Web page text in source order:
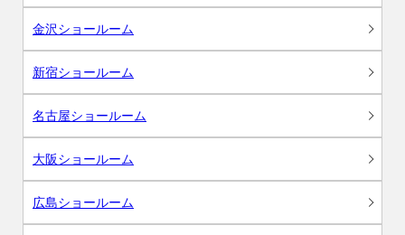
金沢ショールーム
新宿ショールーム
名古屋ショールーム
大阪ショールーム
広島ショールーム